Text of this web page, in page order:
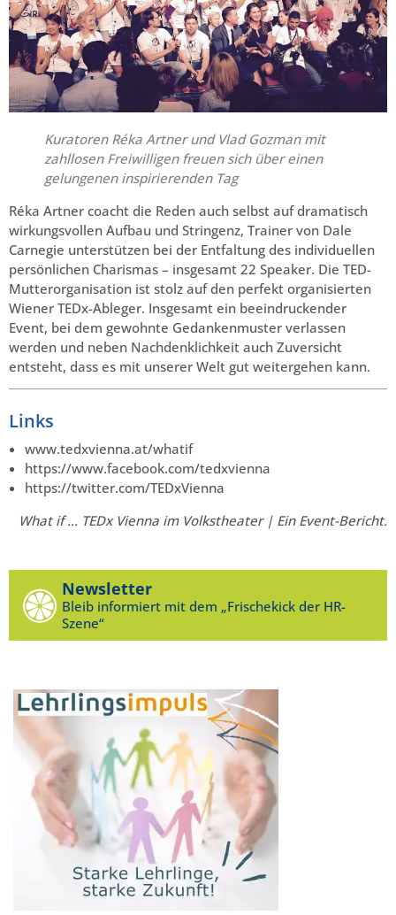
Kuratoren Réka Artner und Vlad Gozman mit
zahllosen Freiwilligen freuen sich über einen
gelungenen inspirierenden Tag
Réka Artner coacht die Reden auch selbst auf dramatisch
wirkungsvollen Aufbau und Stringenz, Trainer von Dale
Carnegie unterstützen bei der Entfaltung des individuellen
persönlichen Charismas – insgesamt 22 Speaker. Die TED-
Mutterorganisation ist stolz auf den perfekt organisierten
Wiener TEDx-Ableger. Insgesamt ein beeindruckender
Event, bei dem gewohnte Gedankenmuster verlassen
werden und neben Nachdenklichkeit auch Zuversicht
entsteht, dass es mit unserer Welt gut weitergehen kann.
Links
www.tedxvienna.at/whatif
https://www.facebook.com/tedxvienna
https://twitter.com/TEDxVienna
What if … TEDx Vienna im Volkstheater | Ein Event-Bericht.
Newsletter
Bleib informiert mit dem „Frischekick der HR-
Szene“